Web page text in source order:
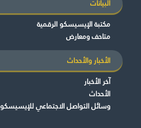
البيانات
مكتبة الإيسيسكو الرقمية
متاحف ومعارض
الأخبار والأحداث
آخر الأخبار
الأحداث
وسائل التواصل الاجتماعي للإيسيسكو